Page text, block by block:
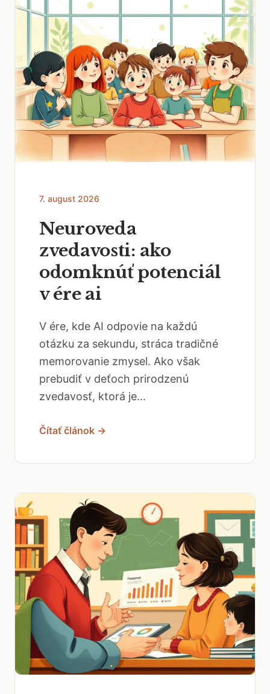
7. august 2026
Neuroveda
zvedavosti: ako
odomknúť potenciál
v ére ai
V ére, kde AI odpovie na každú
otázku za sekundu, stráca tradičné
memorovanie zmysel. Ako však
prebudiť v deťoch prirodzenú
zvedavosť, ktorá je...
Čítať článok →